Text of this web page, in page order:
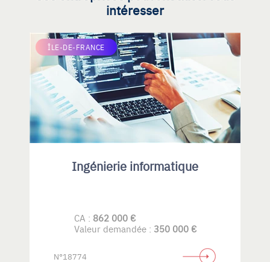
intéresser
ÎLE-DE-FRANCE
Ingénierie informatique
CA : 862 000 €
Valeur demandée : 350 000 €
N°18774